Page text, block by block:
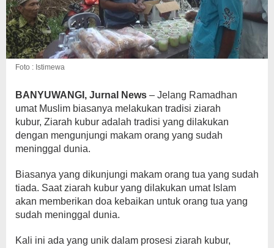
Foto : Istimewa
BANYUWANGI, Jurnal News – Jelang Ramadhan
umat Muslim biasanya melakukan tradisi ziarah
kubur, Ziarah kubur adalah tradisi yang dilakukan
dengan mengunjungi makam orang yang sudah
meninggal dunia.
Biasanya yang dikunjungi makam orang tua yang sudah
tiada. Saat ziarah kubur yang dilakukan umat Islam
akan memberikan doa kebaikan untuk orang tua yang
sudah meninggal dunia.
Kali ini ada yang unik dalam prosesi ziarah kubur,